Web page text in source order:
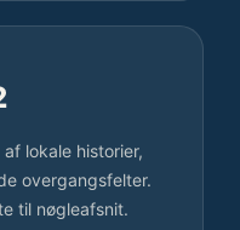
lokale historier,
overgangsfelter.
til nøgleafsnit.